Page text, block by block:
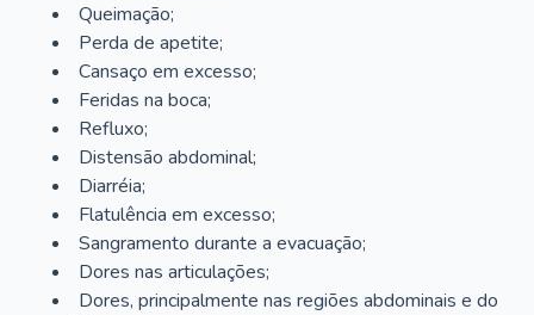
Queimação;
Perda de apetite;
Cansaço em excesso;
Feridas na boca;
Refluxo;
Distensão abdominal;
Diarréia;
Flatulência em excesso;
Sangramento durante a evacuação;
Dores nas articulações;
Dores, principalmente nas regiões abdominais e do